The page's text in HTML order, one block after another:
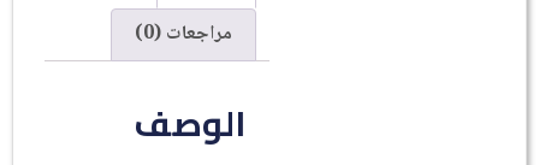
مراجعات (0)
الوصف